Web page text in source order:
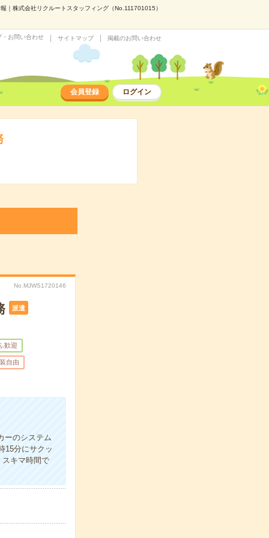
株式会社リクルートスタッフィング（No.111701015）
・お問い合わせ サイトマップ 掲載のお問い合わせ
会員登録 ログイン
No.MJWS1720146
派遣
歓迎
自由
ーのシステム
15分にサクッ
スキマ時間で